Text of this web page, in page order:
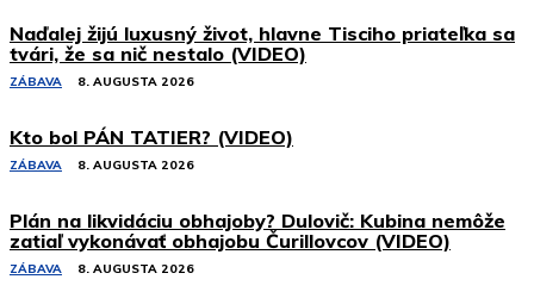
Naďalej žijú luxusný život, hlavne Tisciho priateľka sa
tvári, že sa nič nestalo (VIDEO)
ZÁBAVA 8. AUGUSTA 2026
Kto bol PÁN TATIER? (VIDEO)
ZÁBAVA 8. AUGUSTA 2026
Plán na likvidáciu obhajoby? Dulovič: Kubina nemôže
zatiaľ vykonávať obhajobu Čurillovcov (VIDEO)
ZÁBAVA 8. AUGUSTA 2026